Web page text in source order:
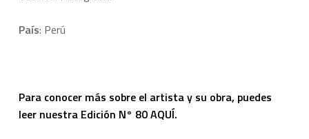
País: Perú
Para conocer más sobre el artista y su obra, puedes
leer nuestra Edición N° 80 AQUÍ.